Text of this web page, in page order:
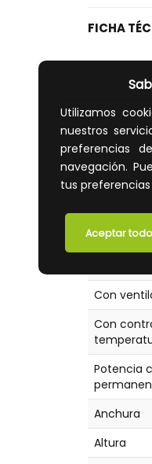
Utilizamos
nuestros
preferencias
navegación.
tus preferencias
Aceptar todo
FICHA
Voltaje
a 50 Hz CA
Voltaje
a 60 Hz CA
Voltaje
en CC
Con
Con
Potencia
Anchura
Altura